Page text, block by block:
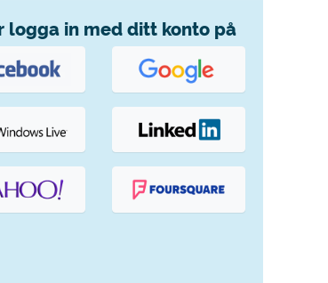
logga in med ditt konto på